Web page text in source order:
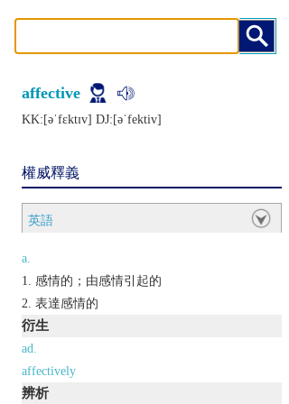
affective
KK:[ǝˈfɛktɪv] DJ:[ǝˈfеktiv]
權威釋義
英語
a.
感情的；由感情引起的
表達感情的
衍生
ad.
affectively
辨析